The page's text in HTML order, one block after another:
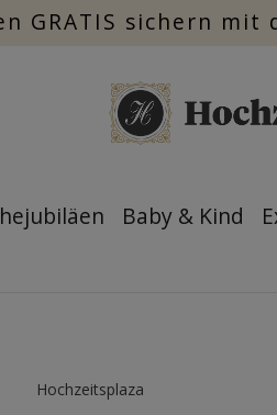
GRATIS sichern mit
Baby & Kind
Hochzeitsplaza